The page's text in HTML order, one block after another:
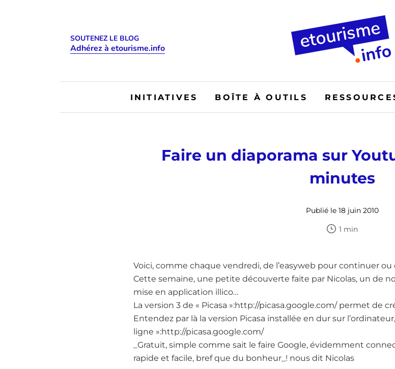
SOUTENEZ LE BLOG
Adhérez à etourisme.info
INITIATIVES BOÎTE À OUTILS
Faire un diaporama sur
minutes
Publié le 18 juin 2010
1 min
Voici, comme chaque vendredi, de l’easyweb pour continuer
Cette semaine, une petite découverte faite par Nicolas, un de
mise en application illico…
La version 3 de « Picasa »:http://picasa.google.com/ permet de
Entendez par là la version Picasa installée en dur sur
ligne »:http://picasa.google.com/
_Gratuit, simple comme sait le faire Google, évidemment
rapide et facile, bref que du bonheur_! nous dit Nicolas